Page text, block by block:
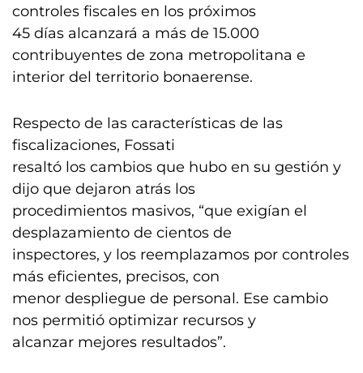
controles fiscales en los próximos
45 días alcanzará a más de 15.000
contribuyentes de zona metropolitana e
interior del territorio bonaerense.
Respecto de las características de las
fiscalizaciones, Fossati
resaltó los cambios que hubo en su gestión y
dijo que dejaron atrás los
procedimientos masivos, “que exigían el
desplazamiento de cientos de
inspectores, y los reemplazamos por controles
más eficientes, precisos, con
menor despliegue de personal. Ese cambio
nos permitió optimizar recursos y
alcanzar mejores resultados”.